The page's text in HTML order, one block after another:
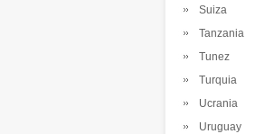
Suiza
Tanzania
Tunez
Turquia
Ucrania
Uruguay